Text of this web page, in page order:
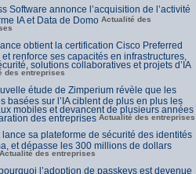
Software annonce l’acquisition de l’activité
IA et Data de Domo Actualité des
obtient la certification Cisco Preferred
et renforce ses capacités en infrastructures,
solutions collaboratives et projets d’IA
des entreprises
étude de Zimperium révèle que les
basées sur l’IA ciblent de plus en plus les
mobiles et devancent de plusieurs années
des entreprises Actualité des entreprises
lance sa plateforme de sécurité des identités
et dépasse les 300 millions de dollars
Actualité des entreprises
pourquoi l’adoption de passkeys est devenue